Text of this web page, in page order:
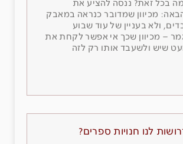
בכל זאת? ננסה להציע את
מכיוון שמדובר כנראה במאבק
ולא בעניין של עוד שבוע
– מכיוון שכך אי אפשר לקחת את
שיש ולשעבד אותו רק לזה
לנו חנויות ספרים?